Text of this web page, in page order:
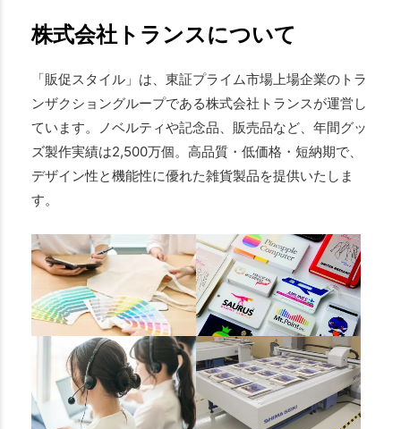
株式会社トランスについて
「販促スタイル」は、東証プライム市場上場企業のトラ
ンザクショングループである株式会社トランスが運営し
ています。ノベルティや記念品、販売品など、年間グッ
ズ製作実績は2,500万個。高品質・低価格・短納期で、
デザイン性と機能性に優れた雑貨製品を提供いたしま
す。